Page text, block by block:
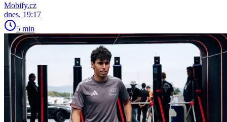
Mobify.cz
dnes, 19:17
5 min